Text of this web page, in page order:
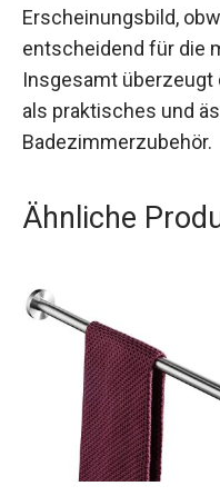
Erscheinungsbild,
entscheidend für die
Insgesamt überzeugt
als praktisches und
Badezimmerzubehör.
Ähnliche